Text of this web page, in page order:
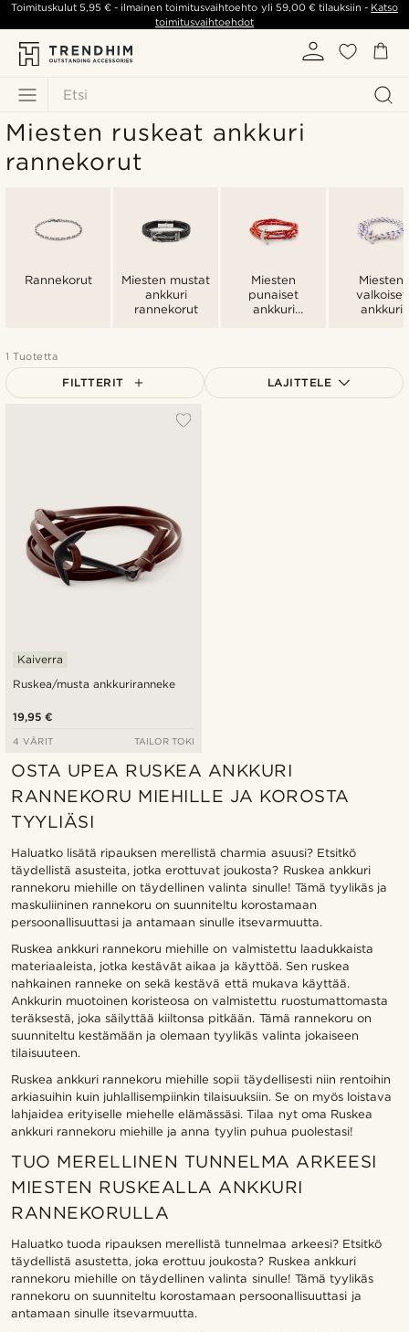
Etsi
Toimituskulut5,95 € - ilmainen toimitusvaihtoehto yli 59,00 €tilauksiin - Katso
toimitusvaihtoehdot
Miesten ruskeat ankkuri
rannekorut
Rannekorut
Miesten mustat
ankkuri
rannekorut
Miesten
punaiset
ankkuri
Miesten
valkoiset
ankkuri
1 Tuotetta
FILTTERIT LAJITTELE
Ruskea/musta ankkuriranneke
Kaiverra
19,95 €
4 VÄRIT TAILOR TOKI
OSTA UPEA RUSKEA ANKKURI
RANNEKORU MIEHILLE JA KOROSTA
TYYLIÄSI
Haluatko lisätä ripauksen merellistä charmia asuusi? Etsitkö
täydellistä asusteita, jotka erottuvat joukosta? Ruskea ankkuri
rannekoru miehille on täydellinen valinta sinulle! Tämä tyylikäs ja
maskuliininen rannekoru on suunniteltu korostamaan
persoonallisuuttasi ja antamaan sinulle itsevarmuutta.
Ruskea ankkuri rannekoru miehille on valmistettu laadukkaista
materiaaleista, jotka kestävät aikaa ja käyttöä. Sen ruskea
nahkainen ranneke on sekä kestävä että mukava käyttää.
Ankkurin muotoinen koristeosa on valmistettu ruostumattomasta
teräksestä, joka säilyttää kiiltonsa pitkään. Tämä rannekoru on
suunniteltu kestämään ja olemaan tyylikäs valinta jokaiseen
tilaisuuteen.
Ruskea ankkuri rannekoru miehille sopii täydellisesti niin rentoihin
arkiasuihin kuin juhlallisempiinkin tilaisuuksiin. Se on myös loistava
lahjaidea erityiselle miehelle elämässäsi. Tilaa nyt oma Ruskea
ankkuri rannekoru miehille ja anna tyylin puhua puolestasi!
TUO MERELLINEN TUNNELMA ARKEESI
MIESTEN RUSKEALLA ANKKURI
RANNEKORULLA
Haluatko tuoda ripauksen merellistä tunnelmaa arkeesi? Etsitkö
täydellistä asustetta, joka erottuu joukosta? Ruskea ankkuri
rannekoru miehille on täydellinen valinta sinulle! Tämä tyylikäs
rannekoru on suunniteltu korostamaan persoonallisuuttasi ja
antamaan sinulle itsevarmuutta.